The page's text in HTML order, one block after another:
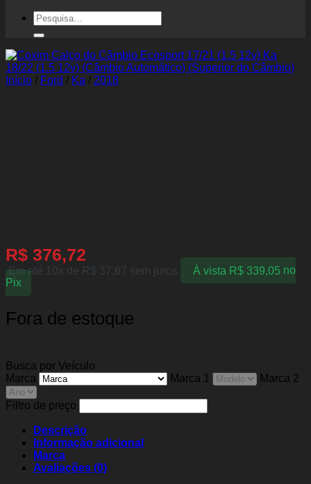
Pesquisar
por:
Início / Ford / Ka / 2018
R$ 376,72
Em até 10x de R$ 37,67 sem juros À vista R$339,05 no
Pix
Fora de estoque
Busca por Veículo
Marca
Marca 1 Marca 2
Filtro de preço
Descrição
Informação adicional
Marca
Avaliações (0)